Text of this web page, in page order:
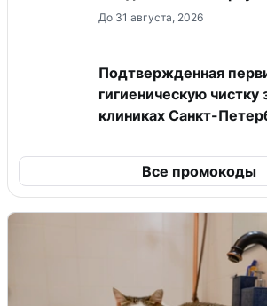
До 31 августа, 2026
Подтвержденная
гигиеническую чистку
клиниках Санкт-
Все промокоды